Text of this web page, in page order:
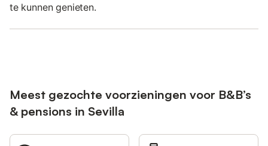
te kunnen genieten.
Meest gezochte voorzieningen voor B&B’s
& pensions in Sevilla